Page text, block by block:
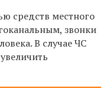
средств местного
звонки
В случае ЧС